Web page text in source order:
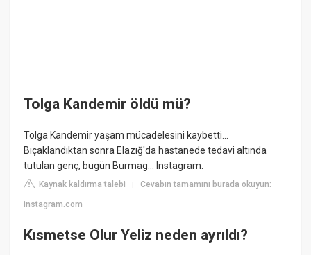
Tolga Kandemir öldü mü?
Tolga Kandemir yaşam mücadelesini kaybetti...
Bıçaklandıktan sonra Elazığ'da hastanede tedavi altında
tutulan genç, bugün Burmag... Instagram.
Kaynak kaldırma talebi |Cevabın tamamını burada okuyun:
instagram.com
Kısmetse Olur Yeliz neden ayrıldı?